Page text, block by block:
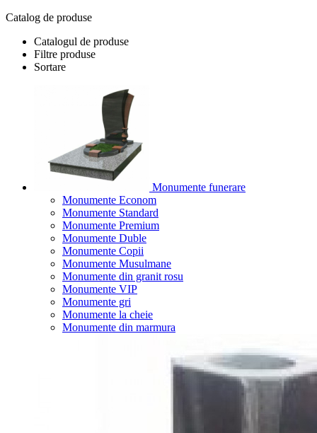
Catalog de produse
Catalogul de produse
Filtre produse
Sortare
Monumente funerare
Monumente Econom
Monumente Standard
Monumente Premium
Monumente Duble
Monumente Copii
Monumente Musulmane
Monumente din granit rosu
Monumente VIP
Monumente gri
Monumente la cheie
Monumente din marmura